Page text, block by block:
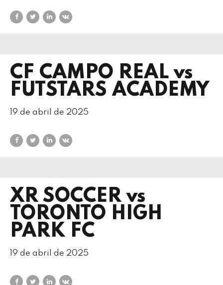
CF CAMPO REAL vs
FUTSTARS ACADEMY
19 de abril de 2025
XR SOCCER vs
TORONTO HIGH
PARK FC
19 de abril de 2025